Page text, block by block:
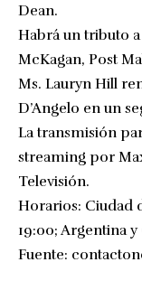
Dean.
Habrá un tributo
McKagan, Post
Ms. Lauryn Hill
D’Angelo en un
La transmisión
streaming por
Televisión.
Horarios: Ciudad
19:00; Argentina y
Fuente: